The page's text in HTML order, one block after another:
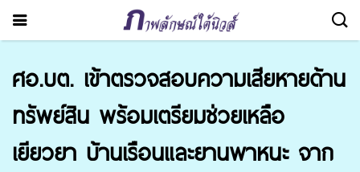
ศอ.บต. เข้าตรวจสอบความเสียหายด้าน
ทรัพย์สิน พร้อมเตรียมช่วยเหลือ
เยียวยา บ้านเรือนและยานพาหนะ จาก